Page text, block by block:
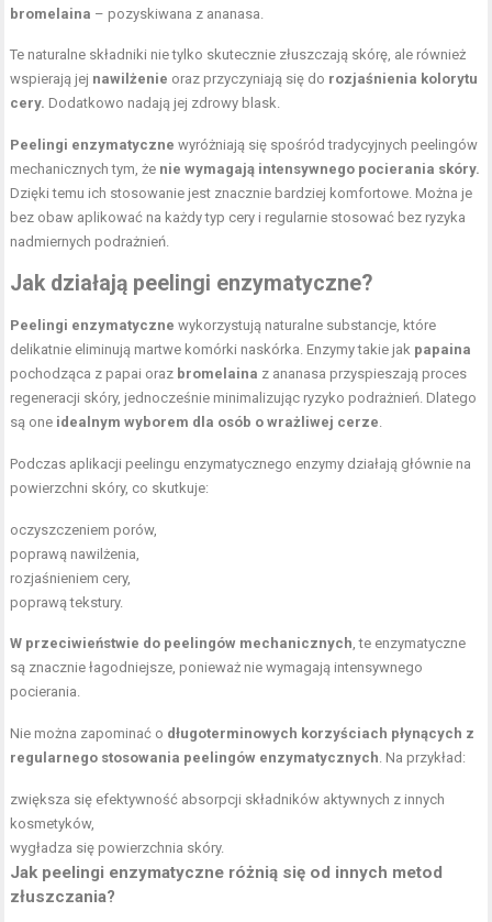
bromelaina – pozyskiwana z ananasa.
Te naturalne składniki nie tylko skutecznie złuszczają skórę, ale również
wspierają jej nawilżenie oraz przyczyniają się do rozjaśnienia kolorytu
cery. Dodatkowo nadają jej zdrowy blask.
Peelingi enzymatyczne wyróżniają się spośród tradycyjnych peelingów
mechanicznych tym, że nie wymagają intensywnego pocierania skóry.
Dzięki temu ich stosowanie jest znacznie bardziej komfortowe. Można je
bez obaw aplikować na każdy typ cery i regularnie stosować bez ryzyka
nadmiernych podrażnień.
Jak działają peelingi enzymatyczne?
Peelingi enzymatyczne wykorzystują naturalne substancje, które
delikatnie eliminują martwe komórki naskórka. Enzymy takie jak papaina
pochodząca z papai oraz bromelaina z ananasa przyspieszają proces
regeneracji skóry, jednocześnie minimalizując ryzyko podrażnień. Dlatego
są one idealnym wyborem dla osób o wrażliwej cerze.
Podczas aplikacji peelingu enzymatycznego enzymy działają głównie na
powierzchni skóry, co skutkuje:
oczyszczeniem porów,
poprawą nawilżenia,
rozjaśnieniem cery,
poprawą tekstury.
W przeciwieństwie do peelingów mechanicznych, te enzymatyczne
są znacznie łagodniejsze, ponieważ nie wymagają intensywnego
pocierania.
Nie można zapominać o długoterminowych korzyściach płynących z
regularnego stosowania peelingów enzymatycznych. Na przykład:
zwiększa się efektywność absorpcji składników aktywnych z innych
kosmetyków,
wygładza się powierzchnia skóry.
Jak peelingi enzymatyczne różnią się od innych metod
złuszczania?